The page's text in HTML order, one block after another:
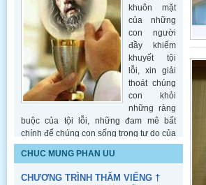
thoát chúng
con khỏi
những ràng
buộc của tội lỗi, những đam mê bất
chính để chúng con sống trong tự do của
con cái Thiên Chúa. Xin cho chúng con
biết mặc lấy tâm tình của Chúa để
những ai gặp gỡ và tiếp xúc với chúng
con cũng tìm được sự nâng đỡ, khích lệ
và bình an. Amen.
Đọc thêm
Kinh Cầu nguyện với Thánh Antôn
Pađua khi mất Tiền, Đồ vật...
CHUC MUNG PHAN UU
CHƯƠNG TRÌNH THĂM VIẾNG †
CẦU NGUYỆN † THÁNH LỄ AN